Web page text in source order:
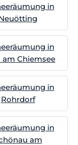
in
in
am Chiemsee
in
Rohrdorf
in
am